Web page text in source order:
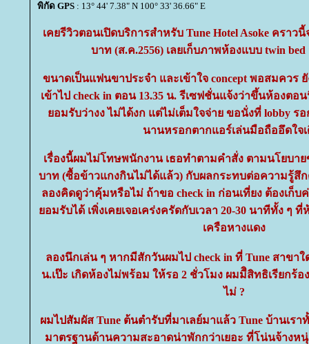
พิกัด GPS : 13° 44' 7.38" N 100° 33' 36.66" E
เคยรีวิวตอนเปิดบริการสำหรับ Tune Hotel Asoke คราวนี้
บาท (ส.ค.2556) เลยเก็บภาพห้องแบบ twin
ขนาดเป็นแฟนขาประจำ และเข้าใจ concept พอสมควร
เข้าไป check in ตอน 13.35 น. รีเซฟชั่นแจ้งว่าขึ้นห้องตอ
อมรับว่างง ไม่ได้งก แต่ไม่เต็มใจจ่าย ขอนั่งที่ lobby ร
นานหรอกตากแอร์เล่นมือถืออึดใจเ
เรื่องนี้ผมไม่โทษพนักงาน เธอทำตามคำสั่ง ตามนโยบาย
บาท (ซื้อข้าวแกงกินไม่ได้แล้ว) กับผลกระทบต่อความรู้สึ
ลองคิดดูว่าคุ้มหรือไม่ ถ้าขอ check in ก่อนเที่ยง ต้องเก็บ
อมรับได้ เพิ่งเคยเจอเคร่งครัดกับเวลา 20-30 นาทีทั้ง ๆ
เครือหางแดง
ลองนึกเล่น ๆ หากมีสักวันผมไป check in ที่ Tune สาขาใ
น.เป๊ะ เกิดห้องไม่พร้อม ให้รอ 2 ชั่วโมง ผมมีิสิทธิเรียกร้
ไม่ ?
ผมไปสัมผัส Tune ต้นตำรับที่มาเลย์มาแล้ว Tune บ้านเร
มาตรฐานด้านความสะอาดน่าพักกว่าเยอะ ที่โน่นจ้างหนุ่